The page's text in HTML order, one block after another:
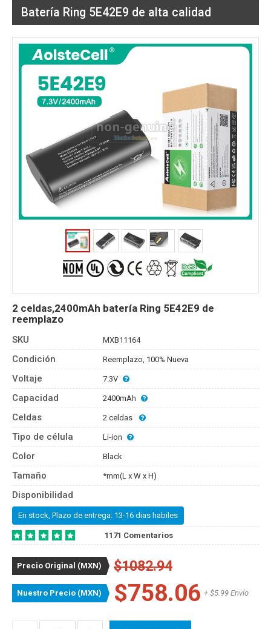
Batería Ring 5E42E9 de alta calidad
2 celdas,2400mAh batería Ring 5E42E9 de
reemplazo
SKU MXB11164
Condición Reemplazo, 100% Nueva
Voltaje 7.3V
Capacidad 2400mAh
Celdas 2 celdas
Tipo de célula Li-ion
Color Black
Tamaño *mm(L x W x H)
Disponibilidad
En stock, Plazo de entrega: 13-16 dias habiles
1171 Comentarios
Precio Original (MXN) $1082.94
Nuestro Precio (MXN) $758.06 + $5.99 Envío